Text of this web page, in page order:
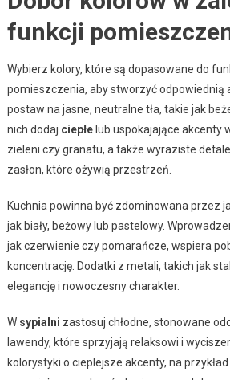
funkcji
Wybierz kolory, które są dopasowane do
pomieszczenia, aby stworzyć odpowiednią
postaw na jasne, neutralne tła, takie jak
nich dodaj ciepłelub uspokajające akcenty
zieleni czy granatu, a także wyraziste
zasłon, które ożywią przestrzeń.
Kuchnia powinna być zdominowana przez
jak biały, beżowy lub pastelowy.
jak czerwienie czy pomarańcze, wspiera
koncentrację. Dodatki z metali, takich jak
elegancję i nowoczesny charakter.
W sypialni zastosuj chłodne, stonowane
lawendy, które sprzyjają relaksowi i
kolorystyki o cieplejsze akcenty, na